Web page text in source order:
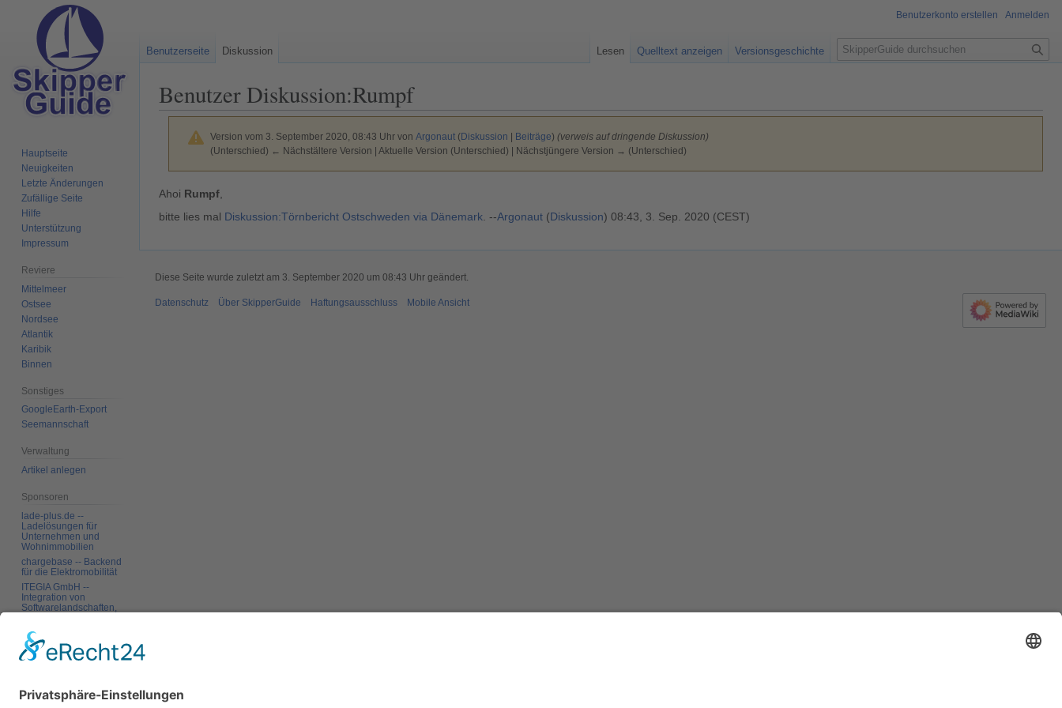
Benutzer Diskussion:Rumpf
Version vom 3. September 2020, 08:43 Uhr von Argonaut (Diskussion Beiträge) (verweis auf dringende Diskussion)
(Unterschied) ← Nächstältere Version | Aktuelle Version (Unterschied) | Nächstjüngere Version → (Unterschied)
Zur
Navigation
Zur
Suche
Ahoi Rumpf
bitte lies mal Diskussion:Törnbericht Ostschweden via Dänemark . --Argonaut (Diskussion) 08:43, 3. Sep. 2020 (CEST)
Benutzerkonto erstellen Anmelden
Benutzerseite Diskussion Lesen Quelltext anzeigen Versionsgeschichte
S
u
e
Hauptseite
Neuigkeiten
Letzte Änderungen
Zufällige Seite
Hilfe
Unterstützung
Impressum
Reviere
Mittelmeer
Ostsee
Nordsee
Atlantik
Karibik
Binnen
Sonstiges
GoogleEarth-Export
Seemannschaft
Verwaltung
Artikel anlegen
Sponsoren
lade-plus.de --
Ladelösungen für
Unternehmen und
Wohnimmobilien
chargebase -- Backend
für die Elektromobilität
ITEGIA GmbH --
Integration von
Softwarelandschaften,
Werkzeuge
Änderungen an
verlinkten Seiten
Diese Seite wurde zuletzt am 3. September 2020 um 08:43 Uhr geändert.
Datenschutz Über SkipperGuide Haftungsausschluss Mobile Ansicht